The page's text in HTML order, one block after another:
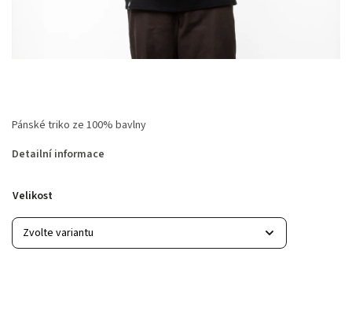
Pánské triko ze 100% bavlny
Detailní informace
Velikost